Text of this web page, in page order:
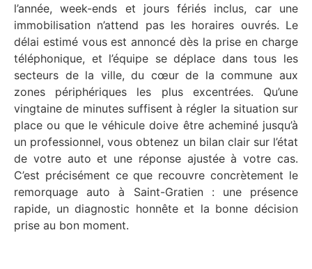
l’année, week-ends et jours fériés inclus, car une
immobilisation n’attend pas les horaires ouvrés. Le
délai estimé vous est annoncé dès la prise en charge
téléphonique, et l’équipe se déplace dans tous les
secteurs de la ville, du cœur de la commune aux
zones périphériques les plus excentrées. Qu’une
vingtaine de minutes suffisent à régler la situation sur
place ou que le véhicule doive être acheminé jusqu’à
un professionnel, vous obtenez un bilan clair sur l’état
de votre auto et une réponse ajustée à votre cas.
C’est précisément ce que recouvre concrètement le
remorquage auto à Saint-Gratien : une présence
rapide, un diagnostic honnête et la bonne décision
prise au bon moment.